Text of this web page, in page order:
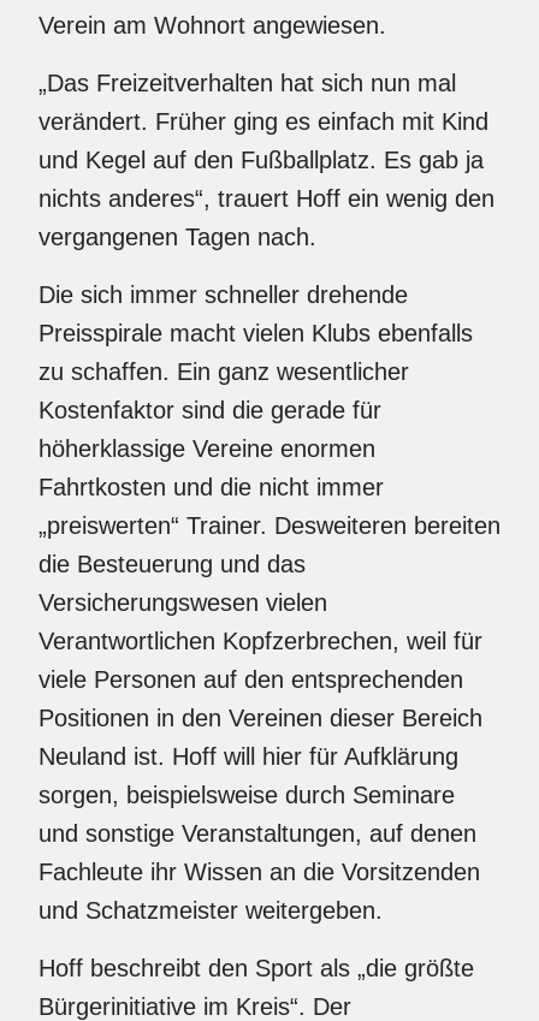
Verein am Wohnort angewiesen.
„Das Freizeitverhalten hat sich nun mal
verändert. Früher ging es einfach mit Kind
und Kegel auf den Fußballplatz. Es gab ja
nichts anderes“, trauert Hoff ein wenig den
vergangenen Tagen nach.
Die sich immer schneller drehende
Preisspirale macht vielen Klubs ebenfalls
zu schaffen. Ein ganz wesentlicher
Kostenfaktor sind die gerade für
höherklassige Vereine enormen
Fahrtkosten und die nicht immer
„preiswerten“ Trainer. Desweiteren bereiten
die Besteuerung und das
Versicherungswesen vielen
Verantwortlichen Kopfzerbrechen, weil für
viele Personen auf den entsprechenden
Positionen in den Vereinen dieser Bereich
Neuland ist. Hoff will hier für Aufklärung
sorgen, beispielsweise durch Seminare
und sonstige Veranstaltungen, auf denen
Fachleute ihr Wissen an die Vorsitzenden
und Schatzmeister weitergeben.
Hoff beschreibt den Sport als „die größte
Bürgerinitiative im Kreis“. Der